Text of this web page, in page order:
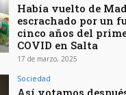
Había vuelto de
escrachado por un
cinco años del
COVID en Salta
17 de marzo, 2025
Sociedad
Así votamos